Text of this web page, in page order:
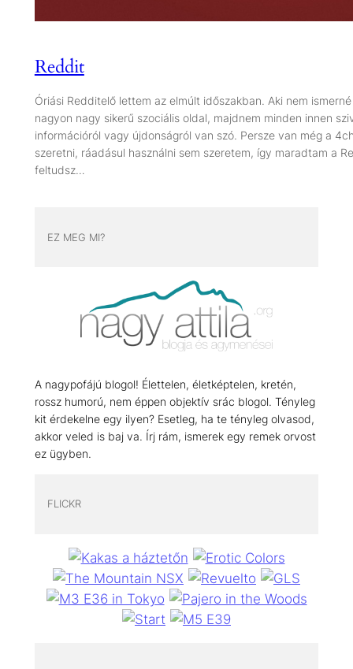
Reddit
Óriási Redditelő lettem az elmúlt időszakban. Aki nem
nagyon nagy sikerű szociális oldal, majdnem minden innen
információról vagy újdonságról van szó. Persze van még a
szeretni, ráadásul használni sem szeretem, így maradtam a
feltudsz…
EZ MEG MI?
A nagypofájú blogol! Élettelen, életképtelen, kretén,
rossz humorú, nem éppen objektív srác blogol. Tényleg
kit érdekelne egy ilyen? Esetleg, ha te tényleg olvasod,
akkor veled is baj va. Írj rám, ismerek egy remek orvost
ez ügyben.
FLICKR